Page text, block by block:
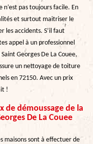
n’est pas toujours facile. En
et surtout maitriser le
les accidents. S’il faut
appel à un professionnel
Georges De La Couee,
un nettoyage de toiture
en 72150. Avec un prix
!
de démoussage de la
De La Couee
maisons sont à effectuer de